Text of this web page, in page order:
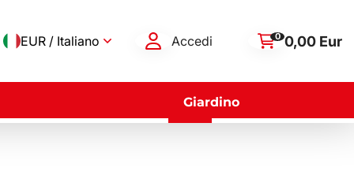
EUR / Italiano Accedi 0 0,00 Eur
Giardino